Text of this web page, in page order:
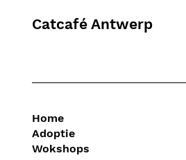
Catcafé Antwerp
Home
Adoptie
Wokshops